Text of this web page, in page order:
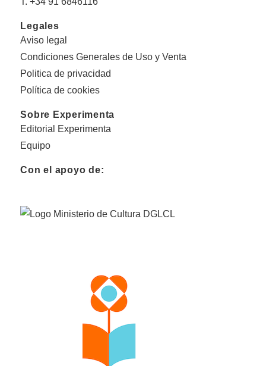
Legales
Aviso legal
Condiciones Generales de Uso y Venta
Politica de privacidad
Política de cookies
Sobre Experimenta
Editorial Experimenta
Equipo
Con el apoyo de: